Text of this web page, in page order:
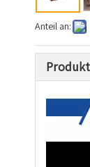
Anteil an: